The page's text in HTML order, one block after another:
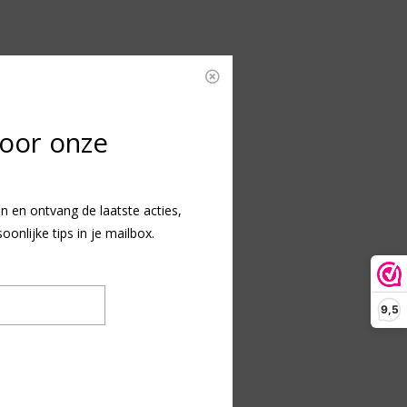
9,5
onze
en ontvang de laatste acties,
tips in je mailbox.